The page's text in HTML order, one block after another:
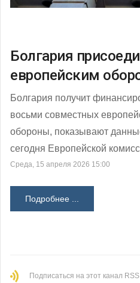
Болгария
европейским
Болгария получит
восьми совместных
обороны, показывают
сегодня Европейской
Среда, 15 апреля 2026 15:00
Подробнее ...
Подписаться на этот канал RSS